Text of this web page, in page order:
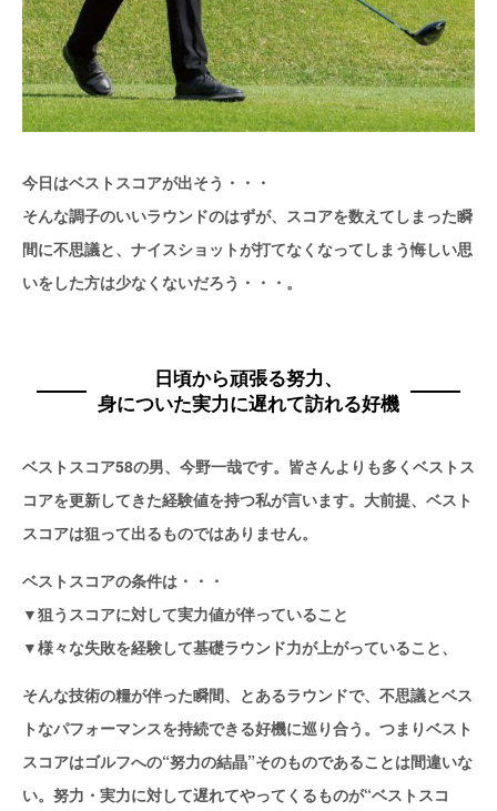
今日はベストスコアが出そう・・・
そんな調子のいいラウンドのはずが、スコアを数えてしまった瞬
間に不思議と、ナイスショットが打てなくなってしまう悔しい思
いをした方は少なくないだろう・・・。
日頃から頑張る努力、
身についた実力に遅れて訪れる好機
ベストスコア58の男、今野一哉です。皆さんよりも多くベストス
コアを更新してきた経験値を持つ私が言います。大前提、ベスト
スコアは狙って出るものではありません。
ベストスコアの条件は・・・
▼狙うスコアに対して実力値が伴っていること
▼様々な失敗を経験して基礎ラウンド力が上がっていること、
そんな技術の糧が伴った瞬間、とあるラウンドで、不思議とベス
トなパフォーマンスを持続できる好機に巡り合う。つまりベスト
スコアはゴルフへの“努力の結晶”そのものであることは間違いな
い。努力・実力に対して遅れてやってくるものが“ベストスコ